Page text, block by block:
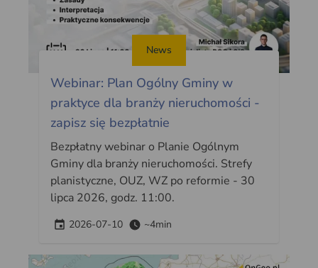
News
Webinar: Plan Ogólny Gminy w
praktyce dla branży nieruchomości -
zapisz się bezpłatnie
Bezpłatny webinar o Planie Ogólnym
Gminy dla branży nieruchomości. Strefy
planistyczne, OUZ, WZ po reformie - 30
lipca 2026, godz. 11:00.
2026-07-10 ~4min